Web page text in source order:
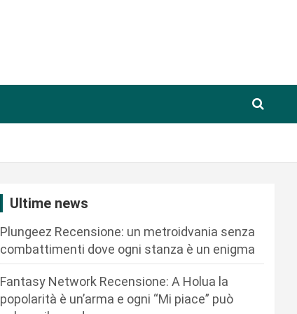
Ultime news
Plungeez Recensione: un metroidvania senza
combattimenti dove ogni stanza è un enigma
Fantasy Network Recensione: A Holua la
popolarità è un’arma e ogni “Mi piace” può